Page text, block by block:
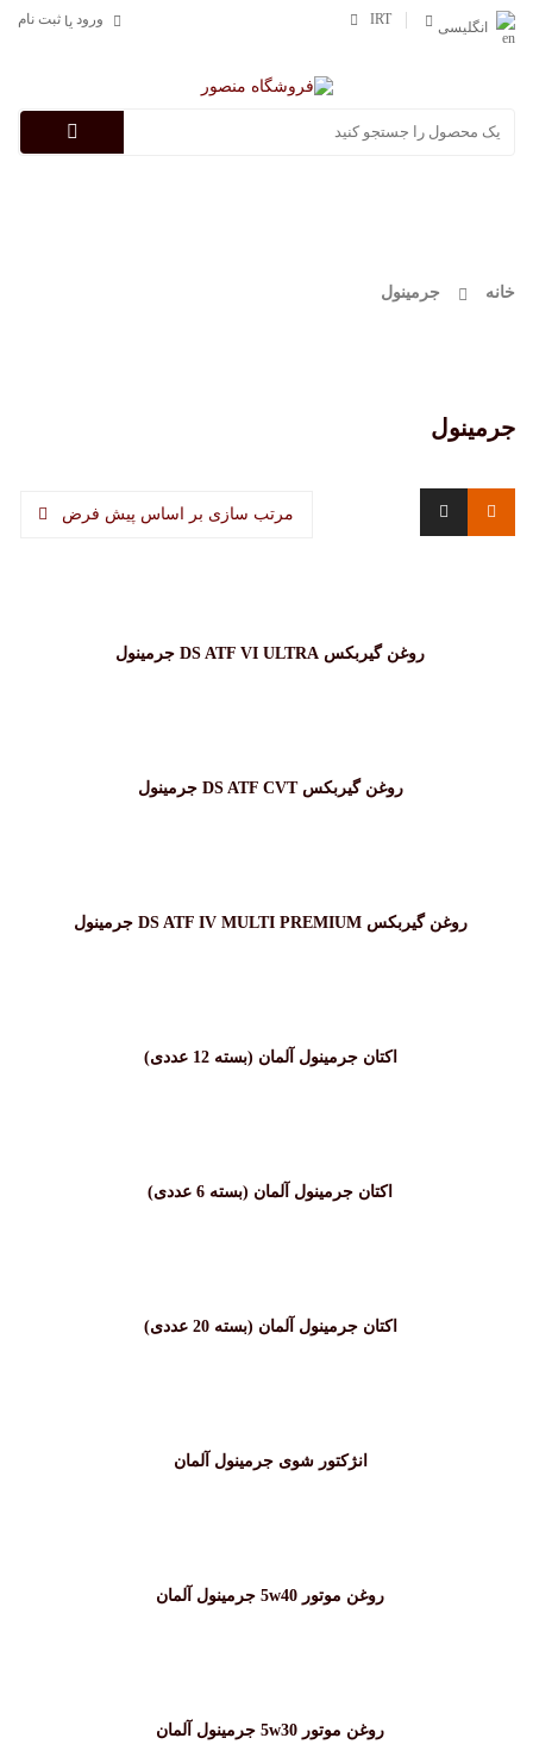
انگلیسی
IRT ورود یا ثبت نام
خانه جرمینول
جرمینول
مرتب سازی بر اساس پیش فرض
روغن گیربکس DS ATF VI ULTRA جرمینول
روغن گیربکس DS ATF CVT جرمینول
روغن گیربکس DS ATF IV MULTI PREMIUM جرمینول
اکتان جرمینول آلمان (بسته 12 عددی)
اکتان جرمینول آلمان (بسته 6 عددی)
اکتان جرمینول آلمان (بسته 20 عددی)
انژکتور شوی جرمینول آلمان
روغن موتور 5w40 جرمینول آلمان
روغن موتور 5w30 جرمینول آلمان